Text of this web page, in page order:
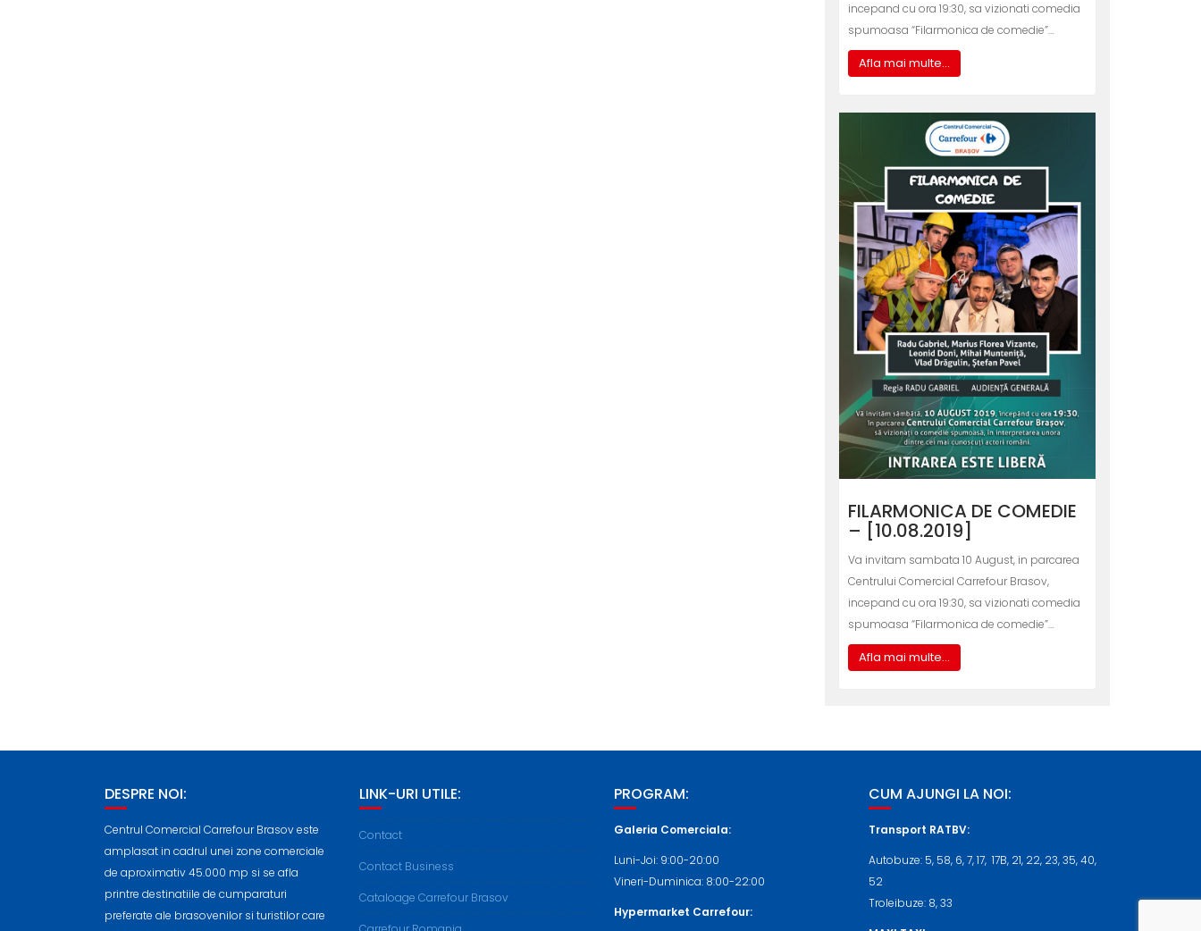
incepand cu ora 19:30, sa vizionati comedia
spumoasa “Filarmonica de comedie”…
Afla mai multe...
FILARMONICA DE COMEDIE
– [10.08.2019]
Va invitam sambata 10 August, in parcarea
Centrului Comercial Carrefour Brasov,
incepand cu ora 19:30, sa vizionati comedia
spumoasa “Filarmonica de comedie”…
Afla mai multe...
DESPRE NOI:
Centrul Comercial Carrefour Brasov este
amplasat in cadrul unei zone comerciale
de aproximativ 45.000 mp si se afla
printre destinatiile de cumparaturi
preferate ale brasovenilor si turistilor care
LINK-URI UTILE:
Contact
Contact Business
Cataloage Carrefour Brasov
PROGRAM:
Galeria Comerciala:
Luni-Joi: 9:00-20:00
Vineri-Duminica: 8:00-22:00
Hypermarket Carrefour:
CUM AJUNGI LA NOI:
Transport RATBV:
Autobuze: 5, 58, 6, 7, 17, 17B, 21, 22, 23, 35, 40,
52
Troleibuze: 8, 33